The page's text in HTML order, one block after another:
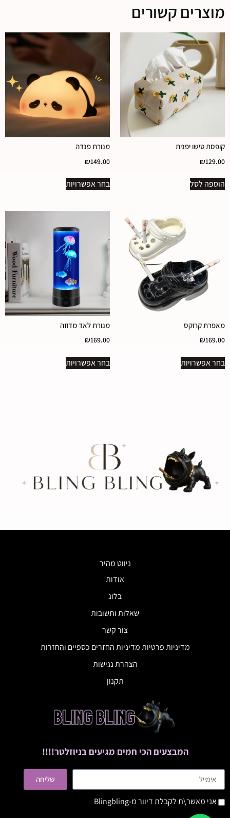
מוצרים קשורים
קופסת טישו יפנית
₪129.00
הוספה לסל
מנורת פנדה
₪149.00
בחר אפשרויות
מאפרת קרוקס
₪169.00
בחר אפשרויות
מנורת לאד מדוזה
₪169.00
בחר אפשרויות
ניווט מהיר
אודות
בלוג
שאלות ותשובות
צור קשר
מדיניות פרטיות מדיניות החזרים כספיים והחזרות
הצהרת נגישות
תקנון
המבצעים הכי חמים מגיעים בניוזלטר!!!!
אני מאשר\ת לקבלת דיוור מ-Blingbling
שליחה